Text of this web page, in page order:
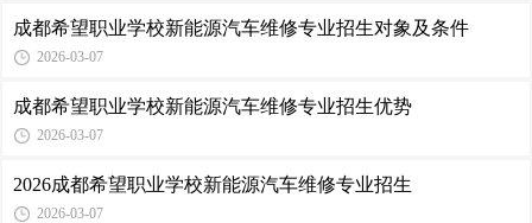
成都希望职业学校新能源汽车维修专业招生对象及条件
2026-03-07
成都希望职业学校新能源汽车维修专业招生优势
2026-03-07
2026成都希望职业学校新能源汽车维修专业招生
2026-03-07